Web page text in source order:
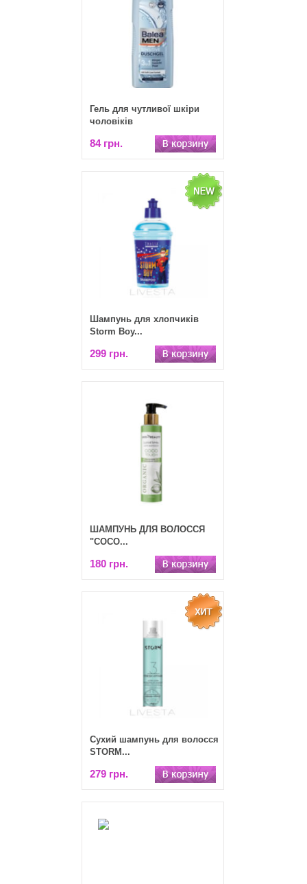
Гель для чутливої шкіри
чоловіків
84 грн.
Шампунь для хлопчиків
Storm Boy...
299 грн.
ШАМПУНЬ ДЛЯ ВОЛОССЯ
"COCO...
180 грн.
Сухий шампунь для волосся
STORM...
279 грн.